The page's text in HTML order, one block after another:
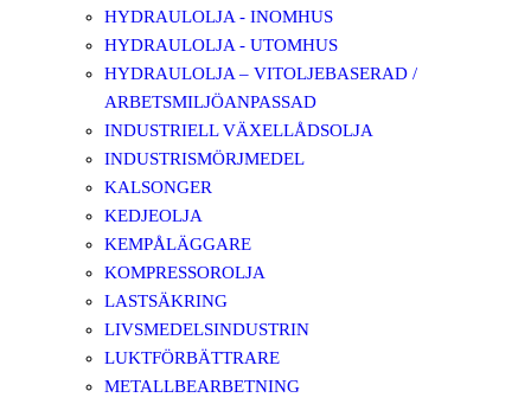
HYDRAULOLJA - INOMHUS
HYDRAULOLJA - UTOMHUS
HYDRAULOLJA – VITOLJEBASERAD /
ARBETSMILJÖANPASSAD
INDUSTRIELL VÄXELLÅDSOLJA
INDUSTRISMÖRJMEDEL
KALSONGER
KEDJEOLJA
KEMPÅLÄGGARE
KOMPRESSOROLJA
LASTSÄKRING
LIVSMEDELSINDUSTRIN
LUKTFÖRBÄTTRARE
METALLBEARBETNING